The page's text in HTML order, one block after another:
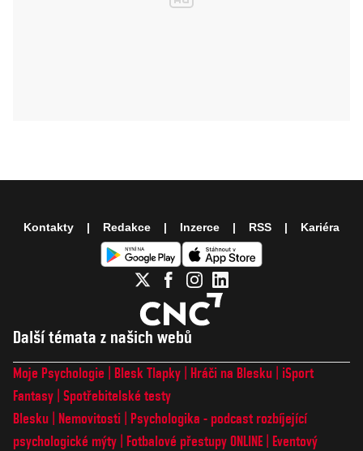
Další témata z našich webů
Moje Psychologie Blesk Tlapky Hráči na Blesku
iSport
Fantasy Spotřebitelské testy
Blesku
Nemovitosti
Psychologika - podcast rozbíjející
psychologické mýty
Fotbalové přestupy ONLINE
Eventový
Kontakty Redakce Inzerce RSS Kariéra